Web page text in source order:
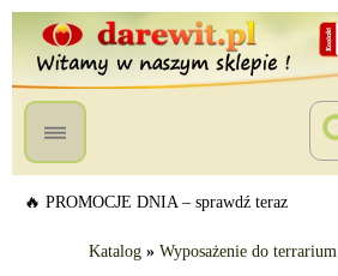
🔥 PROMOCJE DNIA – sprawdź teraz
Katalog » Wyposażenie do terrarium